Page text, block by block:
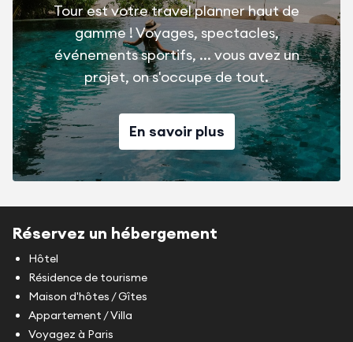
Tour est votre travel planner haut de
gamme ! Voyages, spectacles,
événements sportifs, ... vous avez un
projet, on s'occupe de tout.
En savoir plus
Réservez un hébergement
Hôtel
Résidence de tourisme
Maison d'hôtes / Gîtes
Appartement / Villa
Voyagez à Paris